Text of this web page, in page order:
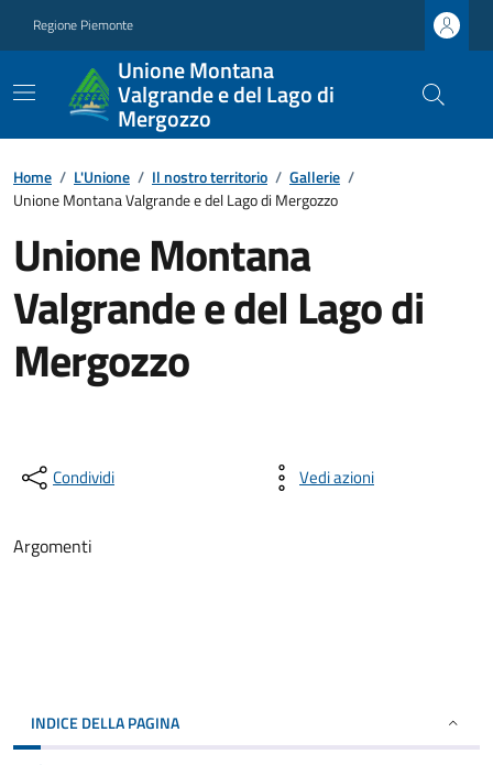
Regione Piemonte
Unione Montana
Valgrande e del Lago di
Mergozzo
Home / L'Unione / Il nostro territorio / Gallerie /
Unione Montana Valgrande e del Lago di Mergozzo
Unione Montana
Valgrande e del Lago di
Mergozzo
Condividi Vedi azioni
Argomenti
INDICE DELLA PAGINA